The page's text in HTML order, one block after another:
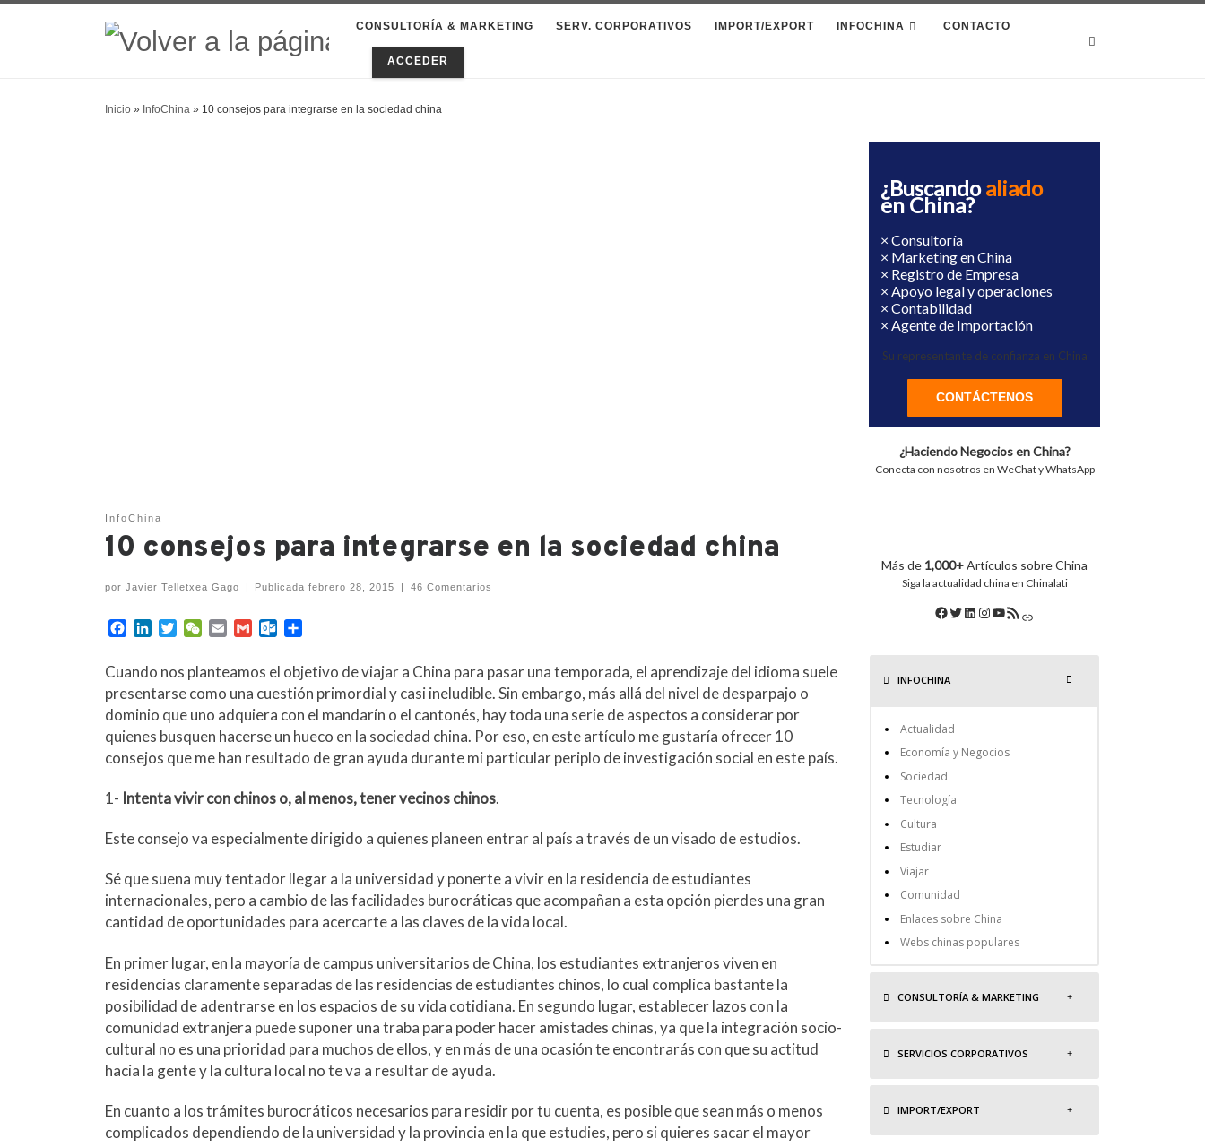
CONSULTORÍA & MARKETING SERV. CORPORATIVOS IMPORT/EXPORT INFOCHINA CONTACTO
ACCEDER
Inicio » InfoChina » 10 consejos para integrarse en la sociedad china
InfoChina
10 consejos para integrarse en la sociedad china
por Javier Telletxea Gago | Publicadafebrero 28, 2015 | 46 Comentarios
e
b
o
o
k
k
e
d
I
n
t
t
e
r
W
h
a
t
i
G
i
l
t
l
o
o
k
.
m
m
p
a
r
t
i
Cuando nos planteamos el objetivo de viajar a China para pasar una temporada, el aprendizaje del idioma suele
presentarse como una cuestión primordial y casi ineludible. Sin embargo, más allá del nivel de desparpajo o
dominio que uno adquiera con el mandarín o el cantonés, hay toda una serie de aspectos a considerar por
quienes busquen hacerse un hueco en la sociedad china. Por eso, en este artículo me gustaría ofrecer 10
consejos que me han resultado de gran ayuda durante mi particular periplo de investigación social en este país.
1- Intenta vivir con chinos o, al menos, tener vecinos chinos.
Este consejo va especialmente dirigido a quienes planeen entrar al país a través de un visado de estudios.
Sé que suena muy tentador llegar a la universidad y ponerte a vivir en la residencia de estudiantes
internacionales, pero a cambio de las facilidades burocráticas que acompañan a esta opción pierdes una gran
cantidad de oportunidades para acercarte a las claves de la vida local.
En primer lugar, en la mayoría de campus universitarios de China, los estudiantes extranjeros viven en
residencias claramente separadas de las residencias de estudiantes chinos, lo cual complica bastante la
posibilidad de adentrarse en los espacios de su vida cotidiana. En segundo lugar, establecer lazos con la
comunidad extranjera puede suponer una traba para poder hacer amistades chinas, ya que la integración socio-
cultural no es una prioridad para muchos de ellos, y en más de una ocasión te encontrarás con que su actitud
hacia la gente y la cultura local no te va a resultar de ayuda.
En cuanto a los trámites burocráticos necesarios para residir por tu cuenta, es posible que sean más o menos
complicados dependiendo de la universidad y la provincia en la que estudies, pero si quieres sacar el mayor
¿Buscandoaliado
en China?
× Consultoría
× Marketing en China
× Registro de Empresa
× Apoyo legal y operaciones
× Contabilidad
× Agente de Importación
Su representante de confianza en China
CONTÁCTENOS
¿Haciendo Negocios en China?
Conecta con nosotros en WeChat y WhatsApp
Más de 1,000+Artículos sobre China
Siga la actualidad china en Chinalati
INFOCHINA
Actualidad
Economía y Negocios
Sociedad
Tecnología
Cultura
Estudiar
Viajar
Comunidad
Enlaces sobre China
Webs chinas populares
CONSULTORÍA & MARKETING
SERVICIOS CORPORATIVOS
IMPORT/EXPORT